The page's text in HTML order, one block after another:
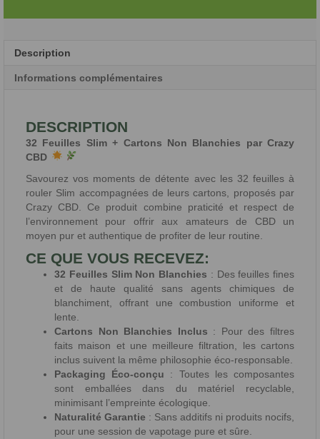
Description
Informations complémentaires
DESCRIPTION
32 Feuilles Slim + Cartons Non Blanchies par Crazy
CBD
Savourez vos moments de détente avec les 32 feuilles à
rouler Slim accompagnées de leurs cartons, proposés par
Crazy CBD. Ce produit combine praticité et respect de
l’environnement pour offrir aux amateurs de CBD un
moyen pur et authentique de profiter de leur routine.
CE QUE VOUS RECEVEZ:
32 Feuilles Slim Non Blanchies : Des feuilles fines
et de haute qualité sans agents chimiques de
blanchiment, offrant une combustion uniforme et
lente.
Cartons Non Blanchies Inclus : Pour des filtres
faits maison et une meilleure filtration, les cartons
inclus suivent la même philosophie éco-responsable.
Packaging Éco-conçu : Toutes les composantes
sont emballées dans du matériel recyclable,
minimisant l’empreinte écologique.
Naturalité Garantie : Sans additifs ni produits nocifs,
pour une session de vapotage pure et sûre.